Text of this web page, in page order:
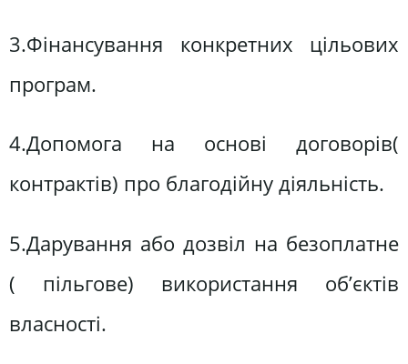
3.Фінансування конкретних цільових
програм.
4.Допомога на основі договорів(
контрактів) про благодійну діяльність.
5.Дарування або дозвіл на безоплатне
( пільгове) використання об’єктів
власності.